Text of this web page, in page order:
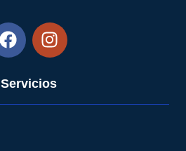
Servicios